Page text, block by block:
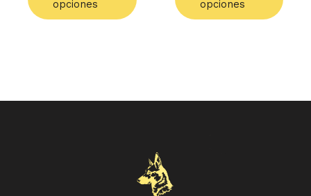
opciones opciones